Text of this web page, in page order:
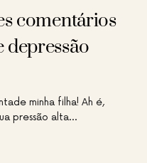
comentários
depressão
minha filha! Ah é,
pressão alta…